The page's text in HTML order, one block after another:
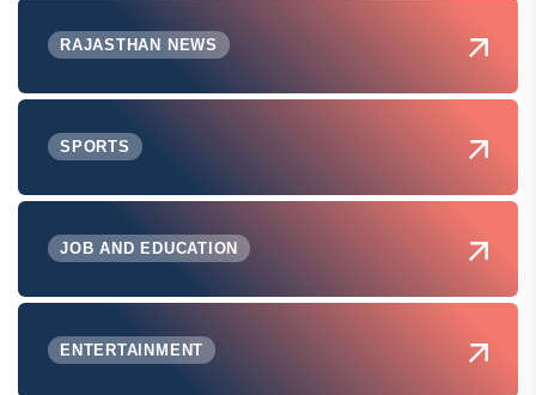
RAJASTHAN NEWS
SPORTS
JOB AND EDUCATION
ENTERTAINMENT